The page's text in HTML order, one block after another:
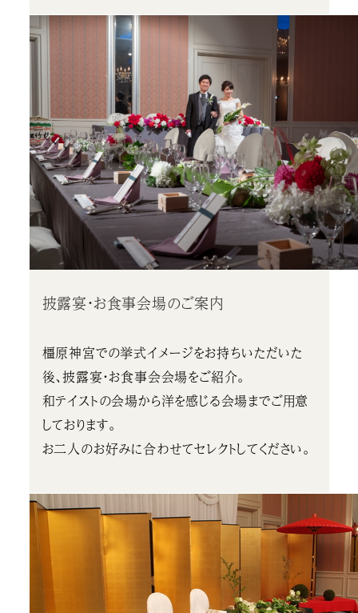
披露宴・お食事会場のご案内
橿原神宮での挙式イメージをお持ちいただいた
後、披露宴・お食事会会場をご紹介。
和テイストの会場から洋を感じる会場までご用意
しております。
お二人のお好みに合わせてセレクトしてください。